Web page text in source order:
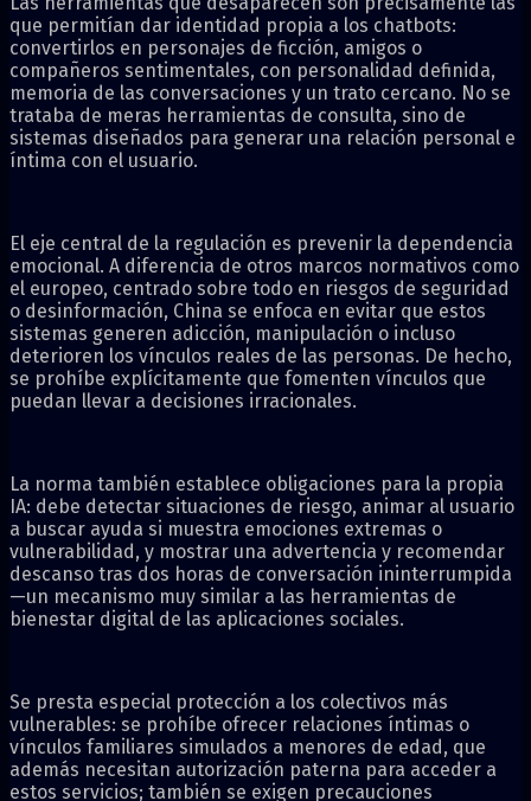
que permitían dar identidad propia a los chatbots:
convertirlos en personajes de ficción, amigos o
compañeros sentimentales, con personalidad definida,
memoria de las conversaciones y un trato cercano. No se
trataba de meras herramientas de consulta, sino de
sistemas diseñados para generar una relación personal e
íntima con el usuario.
El eje central de la regulación es prevenir la dependencia
emocional. A diferencia de otros marcos normativos como
el europeo, centrado sobre todo en riesgos de seguridad
o desinformación, China se enfoca en evitar que estos
sistemas generen adicción, manipulación o incluso
deterioren los vínculos reales de las personas. De hecho,
se prohíbe explícitamente que fomenten vínculos que
puedan llevar a decisiones irracionales.
La norma también establece obligaciones para la propia
IA: debe detectar situaciones de riesgo, animar al usuario
a buscar ayuda si muestra emociones extremas o
vulnerabilidad, y mostrar una advertencia y recomendar
descanso tras dos horas de conversación ininterrumpida
—un mecanismo muy similar a las herramientas de
bienestar digital de las aplicaciones sociales.
Se presta especial protección a los colectivos más
vulnerables: se prohíbe ofrecer relaciones íntimas o
vínculos familiares simulados a menores de edad, que
además necesitan autorización paterna para acceder a
estos servicios; también se exigen precauciones